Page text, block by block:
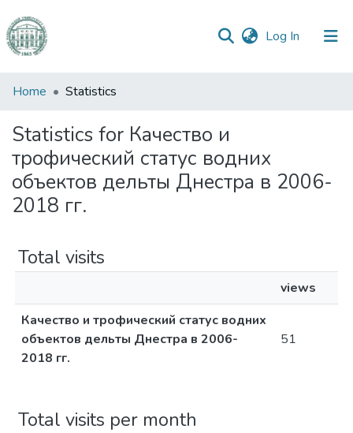
Log In (current)
Communities
Collections
All of DSpace
Home Statistics
Statistics for Качество и
трофический статус водних
объектов дельты Днестра в 2006-
2018 гг.
Total visits
views
Качество и трофический статус водних
объектов дельты Днестра в 2006-
2018 гг.
51
Total visits per month